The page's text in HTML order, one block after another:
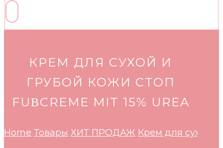
КРЕМ ДЛЯ СУХОЙ И
ГРУБОЙ КОЖИ СТОП
FUΒCREME MIT 15% UREA
Home Товары ХИТ ПРОДАЖ Крем для сухой и